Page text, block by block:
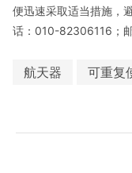
便迅速采取适当措施，
话：010-82306116；
航天器 可重复